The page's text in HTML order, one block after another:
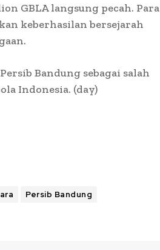
GBLA langsung pecah. Para
keberhasilan bersejarah
Bandung sebagai salah
Indonesia. (day)
Persib Bandung